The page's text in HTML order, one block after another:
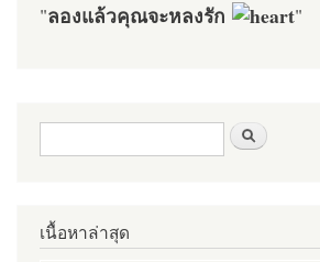
"ลองแล้วคุณจะหลงรัก "
ฟอร์มค้นหา
เนื้อหาล่าสุด